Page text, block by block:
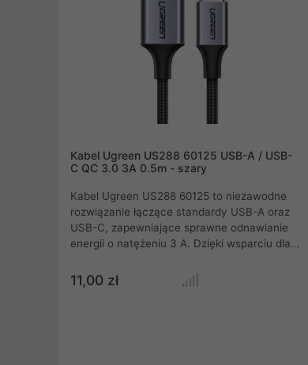
Kabel Ugreen US288 60125 USB-A / USB-
C QC 3.0 3A 0.5m - szary
Kabel Ugreen US288 60125 to niezawodne
rozwiązanie łączące standardy USB-A oraz
USB-C, zapewniające sprawne odnawianie
energii o natężeniu 3 A. Dzięki wsparciu dla
ładowania oraz transmisji danych na
poziomie 480 Mbps, ten krótki, 0,5-metrowy
11,00 zł